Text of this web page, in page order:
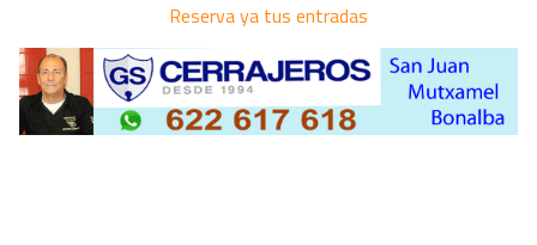
Reserva ya tus entradas